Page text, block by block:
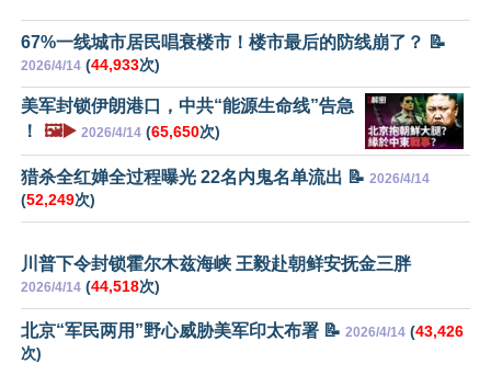
67%一线城市居民唱衰楼市！楼市最后的防线崩了？ 📝
2026/4/14 (44,933次)
美军封锁伊朗港口，中共“能源生命线”告急
！
🖼️▶️ 2026/4/14 (65,650次)
猎杀全红婵全过程曝光 22名内鬼名单流出 📝 2026/4/14
(52,249次)
川普下令封锁霍尔木兹海峡 王毅赴朝鲜安抚金三胖
2026/4/14 (44,518次)
北京“军民两用”野心威胁美军印太布署 📝 2026/4/14 (43,426
次)